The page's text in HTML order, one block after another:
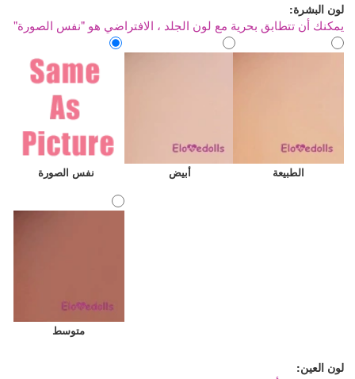
لون البشرة:
يمكنك أن تتطابق بحرية مع لون الجلد ، الافتراضي هو "نفس الصورة"
نفس الصورة أبيض الطبيعة
متوسط
لون العين: